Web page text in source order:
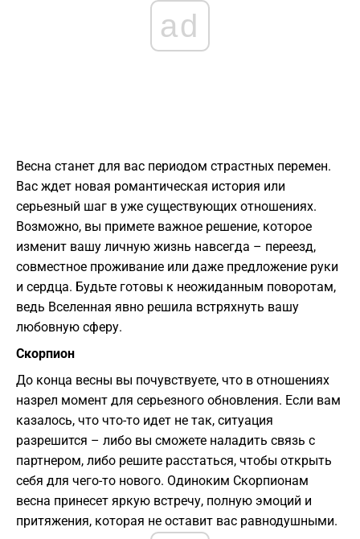
ad
Весна станет для вас периодом страстных перемен.
Вас ждет новая романтическая история или
серьезный шаг в уже существующих отношениях.
Возможно, вы примете важное решение, которое
изменит вашу личную жизнь навсегда – переезд,
совместное проживание или даже предложение руки
и сердца. Будьте готовы к неожиданным поворотам,
ведь Вселенная явно решила встряхнуть вашу
любовную сферу.
Скорпион
До конца весны вы почувствуете, что в отношениях
назрел момент для серьезного обновления. Если вам
казалось, что что-то идет не так, ситуация
разрешится – либо вы сможете наладить связь с
партнером, либо решите расстаться, чтобы открыть
себя для чего-то нового. Одиноким Скорпионам
весна принесет яркую встречу, полную эмоций и
притяжения, которая не оставит вас равнодушными.